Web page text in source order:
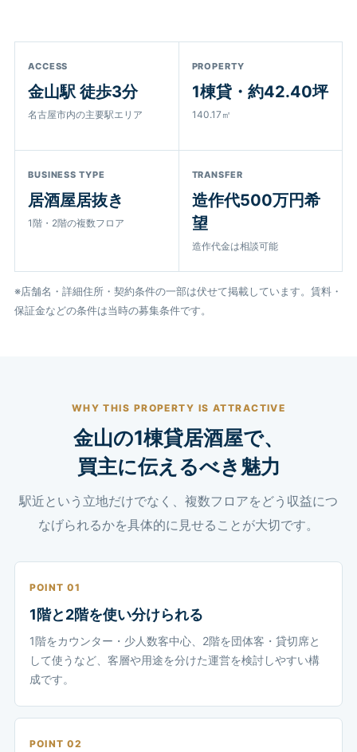
ACCESS
金山駅 徒歩3分
名古屋市内の主要駅エリア
PROPERTY
1棟貸・約42.40坪
140.17㎡
BUSINESS TYPE
居酒屋居抜き
1階・2階の複数フロア
TRANSFER
造作代500万円希
望
造作代金は相談可能
※店舗名・詳細住所・契約条件の一部は伏せて掲載しています。賃料・
保証金などの条件は当時の募集条件です。
WHY THIS PROPERTY IS ATTRACTIVE
金山の1棟貸居酒屋で、
買主に伝えるべき魅力
駅近という立地だけでなく、複数フロアをどう収益につ
なげられるかを具体的に見せることが大切です。
POINT 01
1階と2階を使い分けられる
1階をカウンター・少人数客中心、2階を団体客・貸切席と
して使うなど、客層や用途を分けた運営を検討しやすい構
成です。
POINT 02